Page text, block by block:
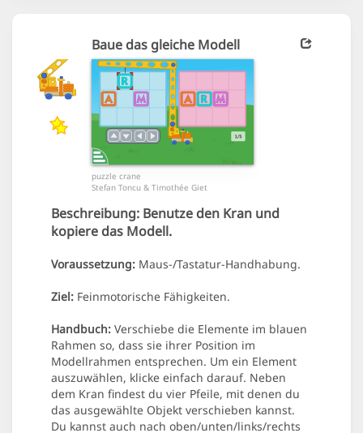
Baue das gleiche Modell
puzzle crane
Stefan Toncu & Timothée Giet
Beschreibung: Benutze den Kran und
kopiere das Modell.
Voraussetzung: Maus-/Tastatur-Handhabung.
Ziel: Feinmotorische Fähigkeiten.
Handbuch: Verschiebe die Elemente im blauen
Rahmen so, dass sie ihrer Position im
Modellrahmen entsprechen. Um ein Element
auszuwählen, klicke einfach darauf. Neben
dem Kran findest du vier Pfeile, mit denen du
das ausgewählte Objekt verschieben kannst.
Du kannst auch nach oben/unten/links/rechts